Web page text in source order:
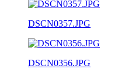
DSCN0357.JPG
DSCN0356.JPG